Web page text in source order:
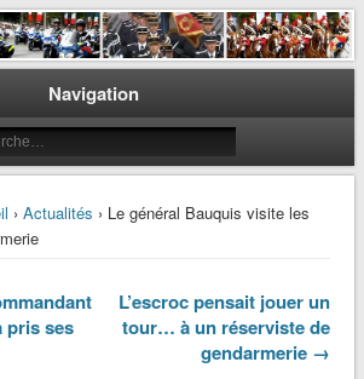
Gendarme
Navigation
› Actualités › Le général Bauquis visite les
pris ses
L’escroc pensait jouer un
tour… à un réserviste de
gendarmerie →